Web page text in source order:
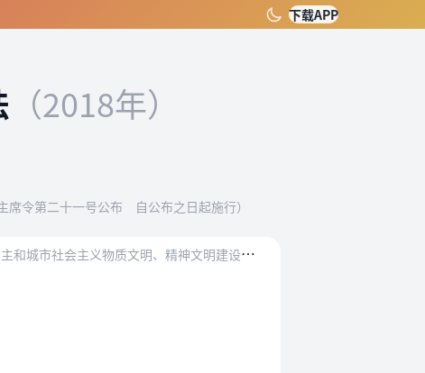
下载APP
（2018年）
令第二十一号公布 自公布之日起施行）
明、精神文明建设的发展，根据宪法，制定本法。